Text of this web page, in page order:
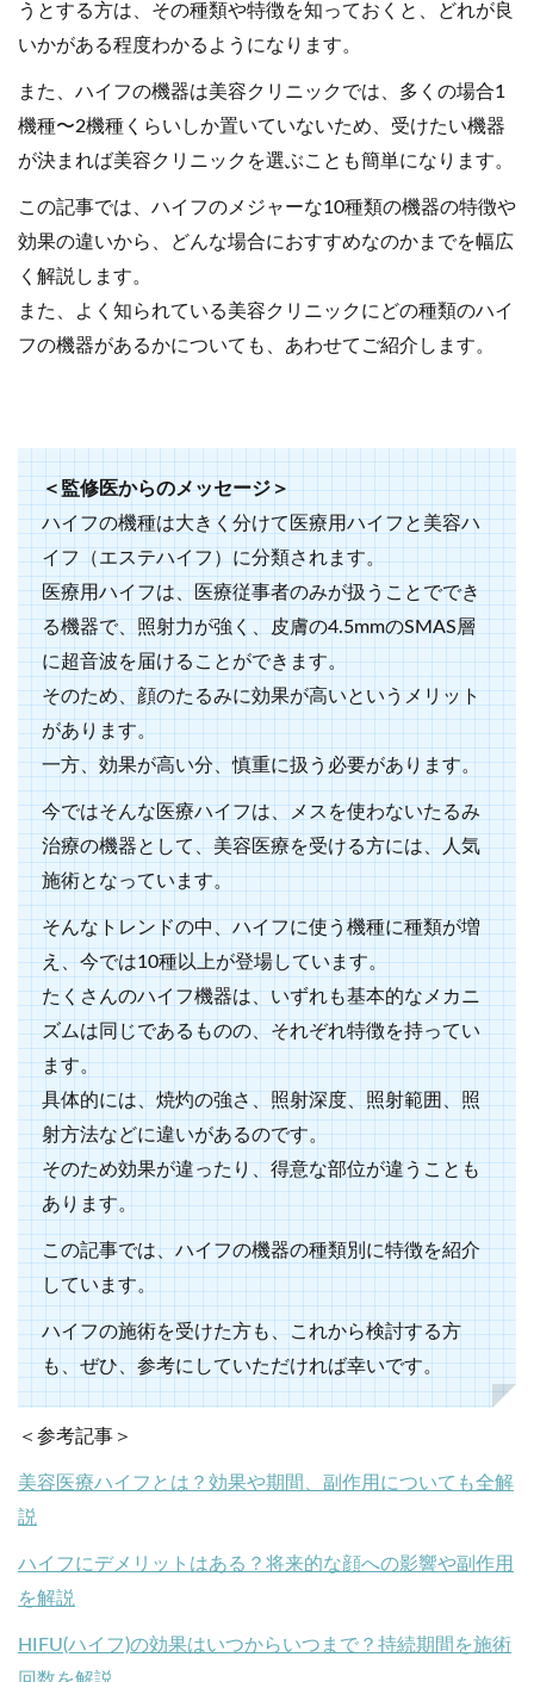
うとする方は、その種類や特徴を知っておくと、どれが良
いかがある程度わかるようになります。
また、ハイフの機器は美容クリニックでは、多くの場合1
機種〜2機種くらいしか置いていないため、受けたい機器
が決まれば美容クリニックを選ぶことも簡単になります。
この記事では、ハイフのメジャーな10種類の機器の特徴や
効果の違いから、どんな場合におすすめなのかまでを幅広
く解説します。
また、よく知られている美容クリニックにどの種類のハイ
フの機器があるかについても、あわせてご紹介します。
＜監修医からのメッセージ＞
ハイフの機種は大きく分けて医療用ハイフと美容ハ
イフ（エステハイフ）に分類されます。
医療用ハイフは、医療従事者のみが扱うことででき
る機器で、照射力が強く、皮膚の4.5mmのSMAS層
に超音波を届けることができます。
そのため、顔のたるみに効果が高いというメリット
があります。
一方、効果が高い分、慎重に扱う必要があります。
今ではそんな医療ハイフは、メスを使わないたるみ
治療の機器として、美容医療を受ける方には、人気
施術となっています。
そんなトレンドの中、ハイフに使う機種に種類が増
え、今では10種以上が登場しています。
たくさんのハイフ機器は、いずれも基本的なメカニ
ズムは同じであるものの、それぞれ特徴を持ってい
ます。
具体的には、焼灼の強さ、照射深度、照射範囲、照
射方法などに違いがあるのです。
そのため効果が違ったり、得意な部位が違うことも
あります。
この記事では、ハイフの機器の種類別に特徴を紹介
しています。
ハイフの施術を受けた方も、これから検討する方
も、ぜひ、参考にしていただければ幸いです。
＜参考記事＞
美容医療ハイフとは？効果や期間、副作用についても全解
説
ハイフにデメリットはある？将来的な顔への影響や副作用
を解説
HIFU(ハイフ)の効果はいつからいつまで？持続期間を施術